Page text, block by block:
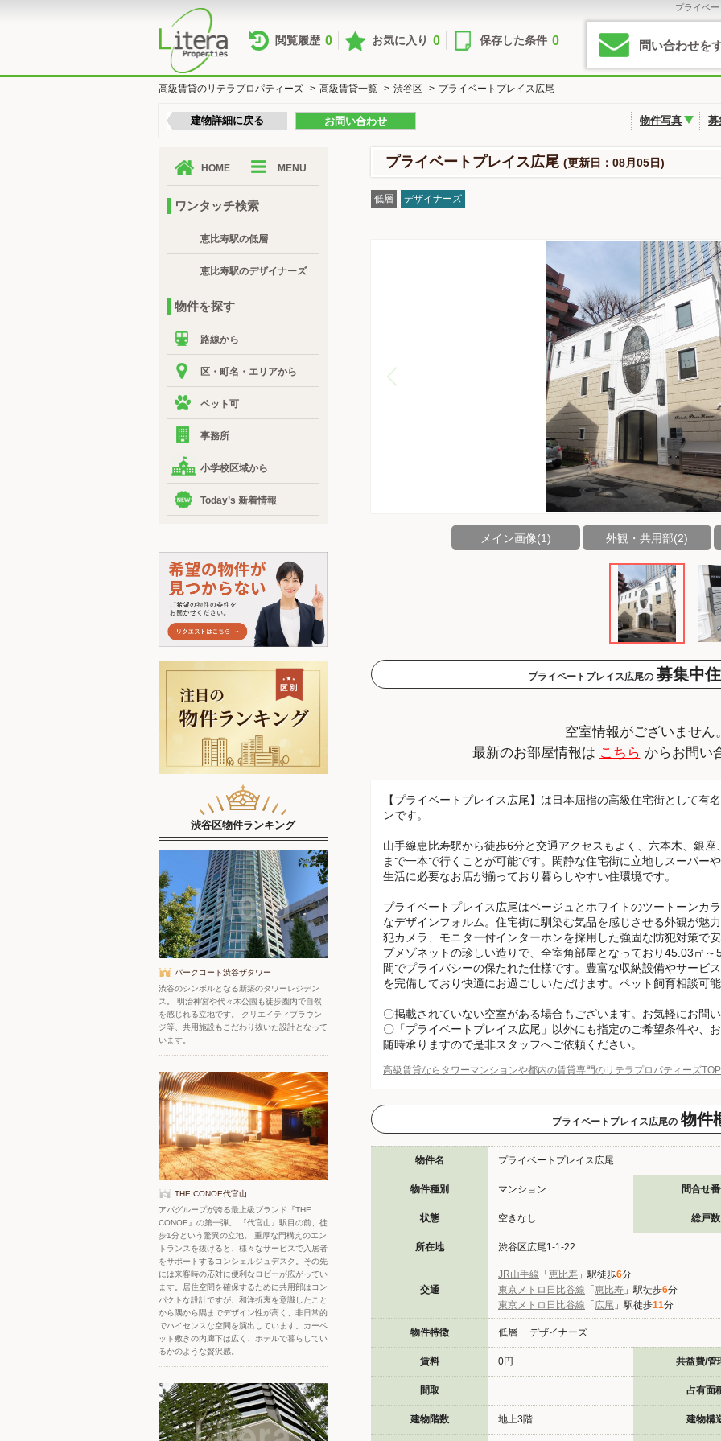
プライベ
閲覧履歴 0 お気に入り 0 保存した条件 0 問い合わせを
高級賃貸のリテラプロパティーズ > 高級賃貸一覧 > 渋谷区 > プライベートプレイス広尾
建物詳細に戻る お問い合わせ 物件写真 募
プライベートプレイス広尾 (更新日：08月05日)
低層 デザイナーズ
メイン画像(1) 外観・共用部(2)
プライベートプレイス広尾の 募集中
空室情報がございません
最新のお部屋情報は こちら からお問い
【プライベートプレイス広尾】は日本屈指の高級住宅街として有
ンです。
山手線恵比寿駅から徒歩6分と交通アクセスもよく、六本木、銀
まで一本で行くことが可能です。閑静な住宅街に立地しスーパー
生活に必要なお店が揃っており暮らしやすい住環境です。
プライベートプレイス広尾はベージュとホワイトのツートーンカ
なデザインフォルム。住宅街に馴染む気品を感じさせる外観が魅
犯カメラ、モニター付インターホンを採用した強固な防犯対策で
プメゾネットの珍しい造りで、全室角部屋となっており45.03㎡
間でプライバシーの保たれた仕様です。豊富な収納設備やサービ
を完備しており快適にお過ごしいただけます。ペット飼育相談可
〇掲載されていない空室がある場合もございます。お気軽にお問
〇「プライベートプレイス広尾」以外にも指定のご希望条件や、
随時承りますので是非スタッフへご依頼ください。
高級賃貸ならタワーマンションや都内の賃貸専門のリテラプロパティーズ
プライベートプレイス広尾の 物件
物件名 プライベートプレイス広尾
物件種別 マンション 問合せ
状態 空きなし 総戸数
所在地 渋谷区広尾1-1-22
交通
JR山手線 「恵比寿 」駅徒歩6分
東京メトロ日比谷線 「恵比寿 」駅徒歩6分
東京メトロ日比谷線 「広尾 」駅徒歩11分
物件特徴 低層 デザイナーズ
賃料 0円 共益費/管
間取 占有面
建物階数 地上3階 建物構
HOME MENU
ワンタッチ検索
恵比寿駅の低層
恵比寿駅のデザイナーズ
物件を探す
路線から
区・町名・エリアから
ペット可
事務所
小学校区域から
Today’s 新着情報
渋谷区物件ランキング
パークコート渋谷ザタワー
渋谷のシンボルとなる新築のタワーレジデン
ス。 明治神宮や代々木公園も徒歩圏内で自然
を感じれる立地です。 クリエイティブラウン
ジ等、共用施設もこだわり抜いた設計となって
います。
THE CONOE代官山
アパグループが誇る最上級ブランド『THE
CONOE』の第一弾。 『代官山』駅目の前、徒
歩1分という驚異の立地。 重厚な門構えのエン
トランスを抜けると、様々なサービスで入居者
をサポートするコンシェルジュデスク。その先
には来客時の応対に便利なロビーが広がってい
ます。居住空間を確保するために共用部はコン
パクトな設計ですが、和洋折衷を意識したこと
から隅から隅までデザイン性が高く、非日常的
でハイセンスな空間を演出しています。カーペ
ット敷きの内廊下は広く、ホテルで暮らしてい
るかのような贅沢感。